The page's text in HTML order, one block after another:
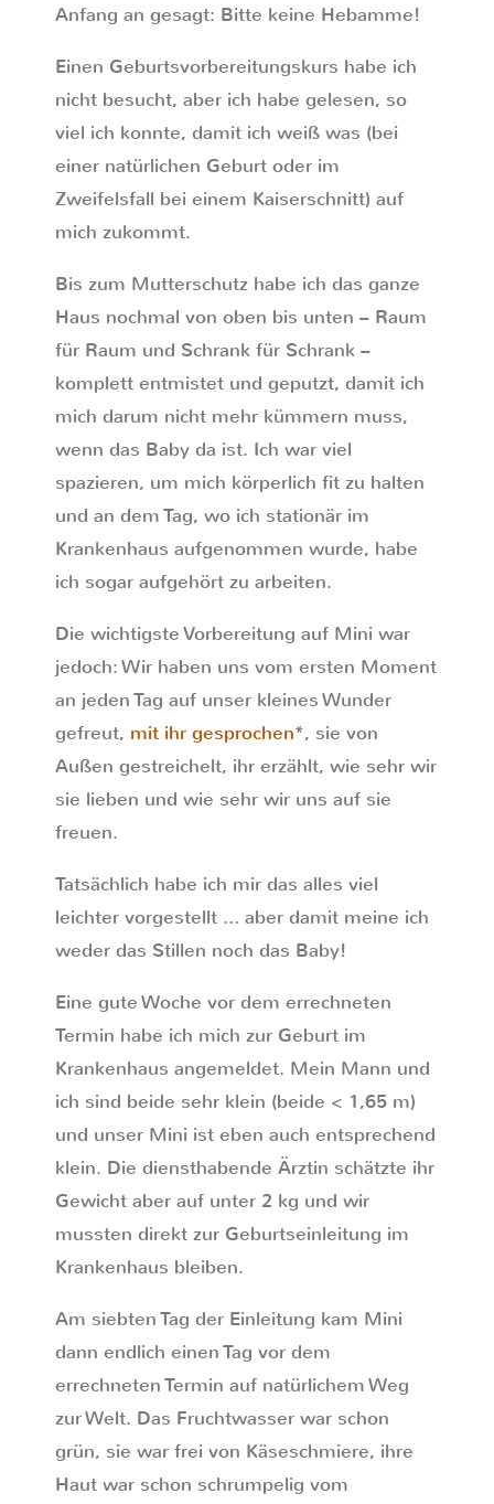
Anfang an gesagt: Bitte keine Hebamme!
Einen Geburtsvorbereitungskurs habe ich
nicht besucht, aber ich habe gelesen, so
viel ich konnte, damit ich weiß was (bei
einer natürlichen Geburt oder im
Zweifelsfall bei einem Kaiserschnitt) auf
mich zukommt.
Bis zum Mutterschutz habe ich das ganze
Haus nochmal von oben bis unten – Raum
für Raum und Schrank für Schrank –
komplett entmistet und geputzt, damit ich
mich darum nicht mehr kümmern muss,
wenn das Baby da ist. Ich war viel
spazieren, um mich körperlich fit zu halten
und an dem Tag, wo ich stationär im
Krankenhaus aufgenommen wurde, habe
ich sogar aufgehört zu arbeiten.
Die wichtigste Vorbereitung auf Mini war
jedoch: Wir haben uns vom ersten Moment
an jeden Tag auf unser kleines Wunder
gefreut, mit ihr gesprochen*, sie von
Außen gestreichelt, ihr erzählt, wie sehr wir
sie lieben und wie sehr wir uns auf sie
freuen.
Tatsächlich habe ich mir das alles viel
leichter vorgestellt … aber damit meine ich
weder das Stillen noch das Baby!
Eine gute Woche vor dem errechneten
Termin habe ich mich zur Geburt im
Krankenhaus angemeldet. Mein Mann und
ich sind beide sehr klein (beide < 1,65 m)
und unser Mini ist eben auch entsprechend
klein. Die diensthabende Ärztin schätzte ihr
Gewicht aber auf unter 2 kg und wir
mussten direkt zur Geburtseinleitung im
Krankenhaus bleiben.
Am siebten Tag der Einleitung kam Mini
dann endlich einen Tag vor dem
errechneten Termin auf natürlichem Weg
zur Welt. Das Fruchtwasser war schon
grün, sie war frei von Käseschmiere, ihre
Haut war schon schrumpelig vom